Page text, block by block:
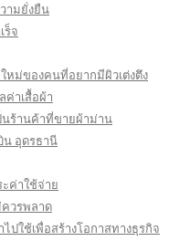
ามยั่งยืน
ร็จ
หม่ของคนที่อยากมีผิวเต่งตึง
าเสื้อผ้า
นร้านค้าที่ขายผ้าม่าน
น อุดรธานี
ะค่าใช้จ่าย
ควรพลาด
ปใช้เพื่อสร้างโอกาสทางธุรกิจ